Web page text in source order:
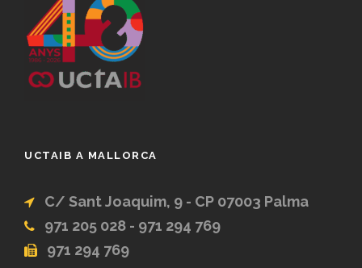
UCTAIB A MALLORCA
C/ Sant Joaquim, 9 - CP 07003 Palma
971 205 028 - 971 294 769
971 294 769